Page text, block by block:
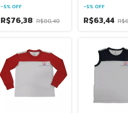
-5% OFF
R$76,38 R$80,40
Domingos Sávio
-5% OFF
R$63,44